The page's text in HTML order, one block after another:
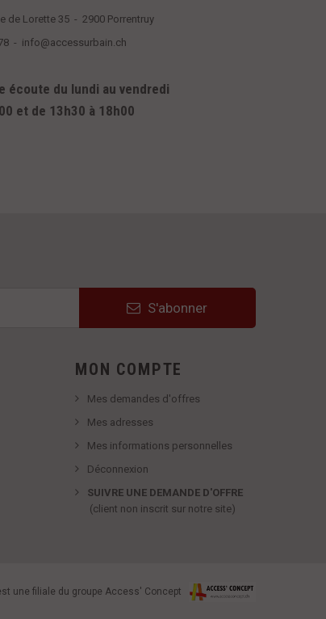
de Lorette 35 - 2900 Porrentruy
- info@accessurbain.ch
écoute du lundi au vendredi
et de 13h30 à 18h00
S'abonner
MON COMPTE
Mes demandes d'offres
Mes adresses
Mes informations personnelles
Déconnexion
SUIVRE UNE DEMANDE D'OFFRE
(client non inscrit sur notre site)
une filiale du groupe Access' Concept